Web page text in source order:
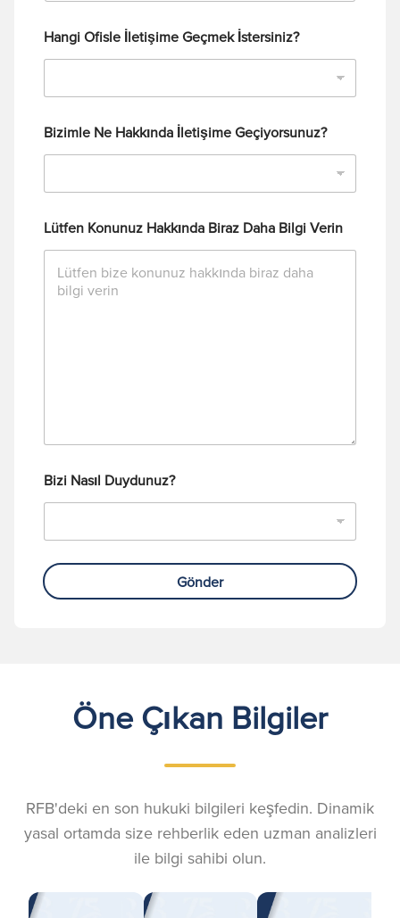
Hangi Ofisle İletişime Geçmek İstersiniz?
Bizimle Ne Hakkında İletişime Geçiyorsunuz?
Lütfen Konunuz Hakkında Biraz Daha Bilgi Verin
Bizi Nasıl Duydunuz?
Gönder
Öne Çıkan Bilgiler
RFB'deki en son hukuki bilgileri keşfedin. Dinamik
yasal ortamda size rehberlik eden uzman analizleri
ile bilgi sahibi olun.